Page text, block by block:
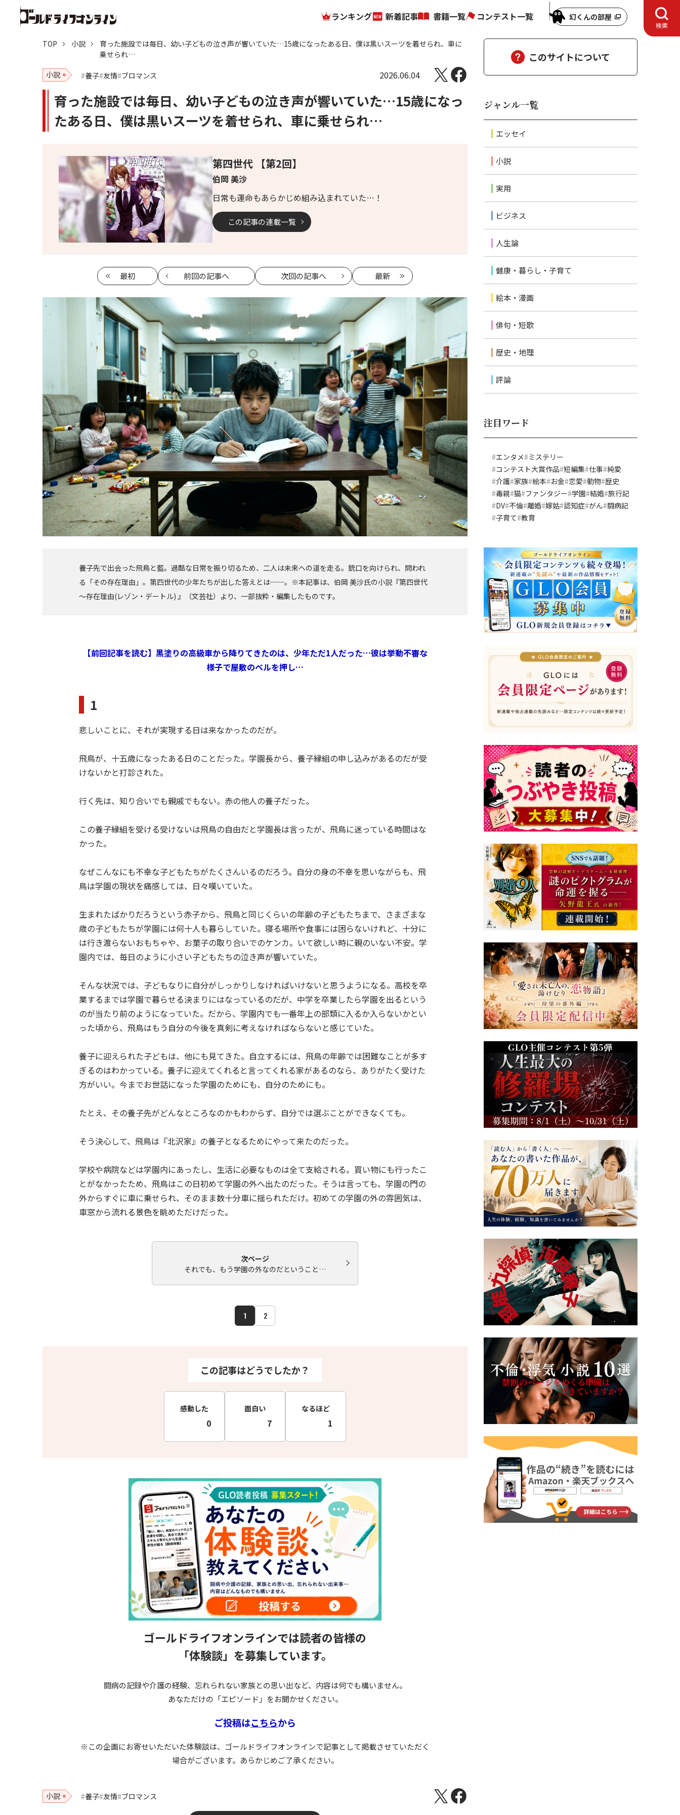
ランキング 新着記事 書籍一覧 コンテスト一覧 幻くんの部屋
検索
TOP 小説
育った施設では毎日、幼い子どもの泣き声が響いていた…15歳になったある日、僕は黒いスーツを着せられ、車に
乗せられ…
小説
養子 友情 ブロマンス 2026.06.04
育った施設では毎日、幼い子どもの泣き声が響いていた…15歳になっ
たある日、僕は黒いスーツを着せられ、車に乗せられ…
第四世代 【第2回】
伯岡 美沙
日常も運命もあらかじめ組み込まれていた…！
この記事の連載一覧
最初 前回の記事へ 次回の記事へ 最新
養子先で出会った飛鳥と藍。過酷な日常を振り切るため、二人は未来への道を走る。銃口を向けられ、問われ
る「その存在理由」。第四世代の少年たちが出した答えとは──。※本記事は、伯岡 美沙氏の小説『第四世代
～存在理由(レゾン・デートル) 』（文芸社）より、一部抜粋・編集したものです。
【前回記事を読む】黒塗りの高級車から降りてきたのは、少年ただ1人だった…彼は挙動不審な
様子で屋敷のベルを押し…
1
悲しいことに、それが実現する日は来なかったのだが。
飛鳥が、十五歳になったある日のことだった。学園長から、養子縁組の申し込みがあるのだが受
けないかと打診された。
行く先は、知り合いでも親戚でもない。赤の他人の養子だった。
この養子縁組を受ける受けないは飛鳥の自由だと学園長は言ったが、飛鳥に迷っている時間はな
かった。
なぜこんなにも不幸な子どもたちがたくさんいるのだろう。自分の身の不幸を思いながらも、飛
鳥は学園の現状を痛感しては、日々嘆いていた。
生まれたばかりだろうという赤子から、飛鳥と同じくらいの年齢の子どもたちまで、さまざまな
歳の子どもたちが学園には何十人も暮らしていた。寝る場所や食事には困らないけれど、十分に
は行き渡らないおもちゃや、お菓子の取り合いでのケンカ。いて欲しい時に親のいない不安。学
園内では、毎日のように小さい子どもたちの泣き声が響いていた。
そんな状況では、子どもなりに自分がしっかりしなければいけないと思うようになる。高校を卒
業するまでは学園で暮らせる決まりにはなっているのだが、中学を卒業したら学園を出るという
のが当たり前のようになっていた。だから、学園内でも一番年上の部類に入るか入らないかとい
った頃から、飛鳥はもう自分の今後を真剣に考えなければならないと感じていた。
養子に迎えられた子どもは、他にも見てきた。自立するには、飛鳥の年齢では困難なことが多す
ぎるのはわかっている。養子に迎えてくれると言ってくれる家があるのなら、ありがたく受けた
方がいい。今までお世話になった学園のためにも、自分のためにも。
たとえ、その養子先がどんなところなのかもわからず、自分では選ぶことができなくても。
そう決心して、飛鳥は『北沢家』の養子となるためにやって来たのだった。
学校や病院などは学園内にあったし、生活に必要なものは全て支給される。買い物にも行ったこ
とがなかったため、飛鳥はこの日初めて学園の外へ出たのだった。そうは言っても、学園の門の
外からすぐに車に乗せられ、そのまま数十分車に揺られただけ。初めての学園の外の雰囲気は、
車窓から流れる景色を眺めただけだった。
次ページ
それでも、もう学園の外なのだということ…
1 2
この記事はどうでしたか？
感動した
0
面白い
7
なるほど
1
ゴールドライフオンラインでは読者の皆様の
「体験談」を募集しています。
闘病の記録や介護の経験、忘れられない家族との思い出など、内容は何でも構いません。
あなただけの「エピソード」をお聞かせください。
ご投稿はこちらから
※この企画にお寄せいただいた体験談は、ゴールドライフオンラインで記事として掲載させていただく
場合がございます。あらかじめご了承ください。
小説 養子 友情 ブロマンス
このサイトについて
ジャンル一覧
エッセイ
小説
実用
ビジネス
人生論
健康・暮らし・子育て
絵本・漫画
俳句・短歌
歴史・地理
評論
注目ワード
エンタメ ミステリー
コンテスト大賞作品 短編集 仕事 純愛
介護 家族 絵本 お金 恋愛 動物 歴史
毒親 猫 ファンタジー 学園 結婚 旅行記
DV 不倫 離婚 嫁姑 認知症 がん 闘病記
子育て 教育